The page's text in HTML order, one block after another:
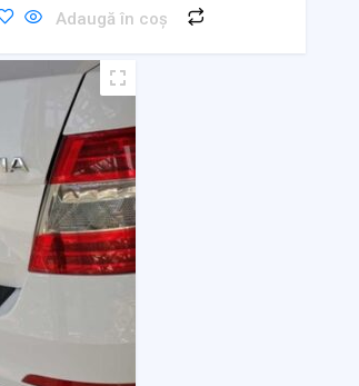
Adaugă în coș